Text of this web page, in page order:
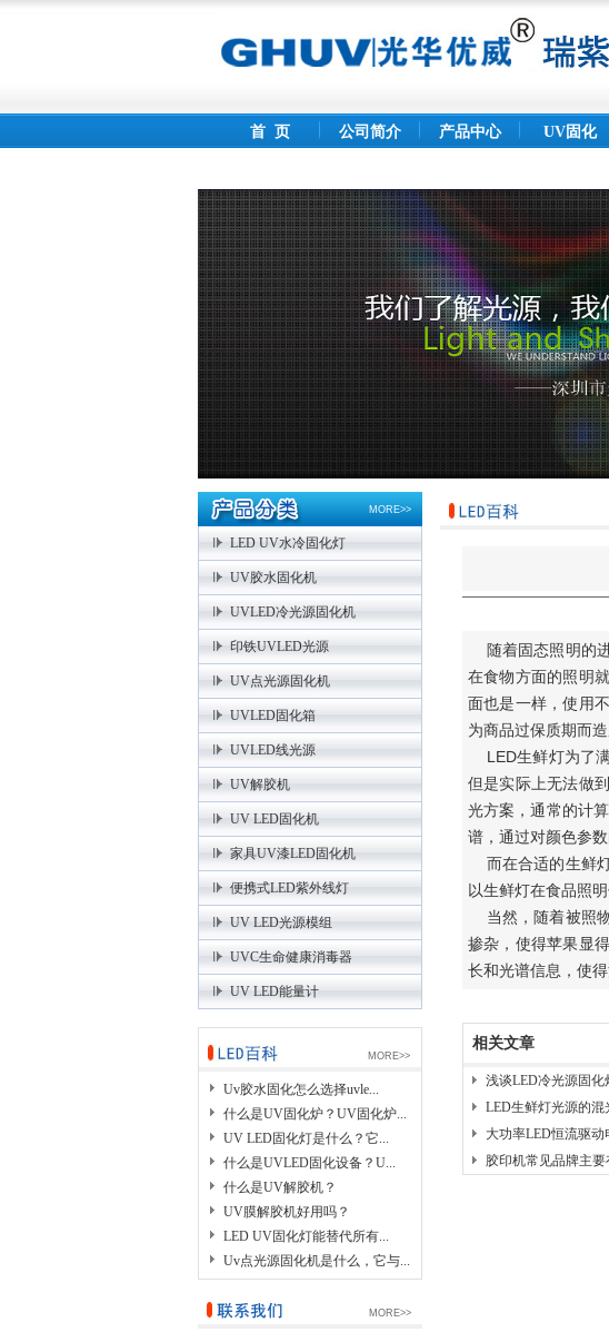
首 页 公司简介 产品中心 UV固化
MORE>>
LED UV水冷固化灯
UV胶水固化机
UVLED冷光源固化机
印铁UVLED光源
UV点光源固化机
UVLED固化箱
UVLED线光源
UV解胶机
UV LED固化机
家具UV漆LED固化机
便携式LED紫外线灯
UV LED光源模组
UVC生命健康消毒器
UV LED能量计
MORE>>
Uv胶水固化怎么选择uvle...
什么是UV固化炉？UV固化炉...
UV LED固化灯是什么？它...
什么是UVLED固化设备？U...
什么是UV解胶机？
UV膜解胶机好用吗？
LED UV固化灯能替代所有...
Uv点光源固化机是什么，它与...
MORE>>
随着固态照明的
在食物方面的照明
面也是一样，使用
为商品过保质期而造
LED生鲜灯为了满
但是实际上无法做
光方案，通常的计
谱，通过对颜色参
而在合适的生鲜
以生鲜灯在食品照
当然，随着被照
掺杂，使得苹果显
长和光谱信息，使
相关文章
浅谈LED冷光源固
LED生鲜灯光源的混
大功率LED恒流驱
胶印机常见品牌主要